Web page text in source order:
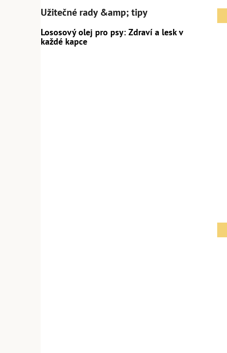
Užitečné rady &amp; tipy
Lososový olej pro psy: Zdraví a lesk v
každé kapce